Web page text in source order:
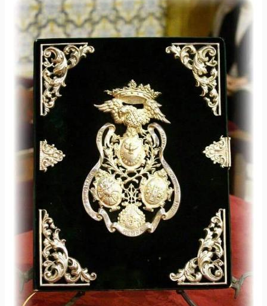
General
Ordinario
de
Cuentas